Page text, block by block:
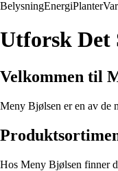
BelysningEnergiPlanter
Utforsk Det
Velkommen til
Meny Bjølsen er en av de
Hos Meny Bjølsen finner